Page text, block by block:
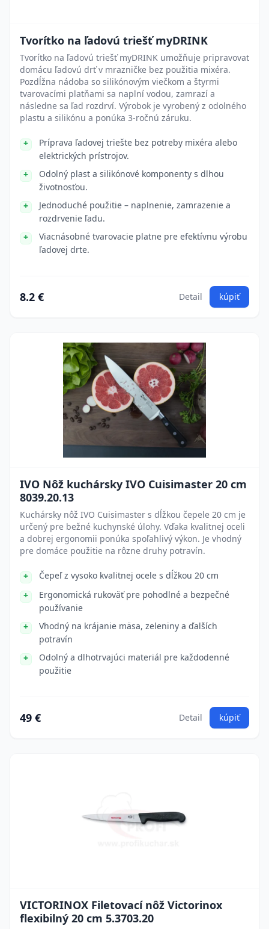
Tvorítko na ľadovú triešť myDRINK
Tvorítko na ľadovú triešť myDRINK umožňuje pripravovať
domácu ľadovú drť v mrazničke bez použitia mixéra.
Pozdĺžna nádoba so silikónovým viečkom a štyrmi
tvarovacími platňami sa naplní vodou, zamrazí a
následne sa ľad rozdrví. Výrobok je vyrobený z odolného
plastu a silikónu a ponúka 3-ročnú záruku.
Príprava ľadovej triešte bez potreby mixéra alebo
elektrických prístrojov.
Odolný plast a silikónové komponenty s dlhou
životnosťou.
Jednoduché použitie – naplnenie, zamrazenie a
rozdrvenie ľadu.
Viacnásobné tvarovacie platne pre efektívnu výrobu
ľadovej drte.
8.2 € Detail kúpiť
IVO Nôž kuchársky IVO Cuisimaster 20 cm
8039.20.13
Kuchársky nôž IVO Cuisimaster s dĺžkou čepele 20 cm je
určený pre bežné kuchynské úlohy. Vďaka kvalitnej oceli
a dobrej ergonomii ponúka spoľahlivý výkon. Je vhodný
pre domáce použitie na rôzne druhy potravín.
Čepeľ z vysoko kvalitnej ocele s dĺžkou 20 cm
Ergonomická rukoväť pre pohodlné a bezpečné
používanie
Vhodný na krájanie mäsa, zeleniny a ďalších
potravín
Odolný a dlhotrvajúci materiál pre každodenné
použitie
49 € Detail kúpiť
VICTORINOX Filetovací nôž Victorinox
flexibilný 20 cm 5.3703.20